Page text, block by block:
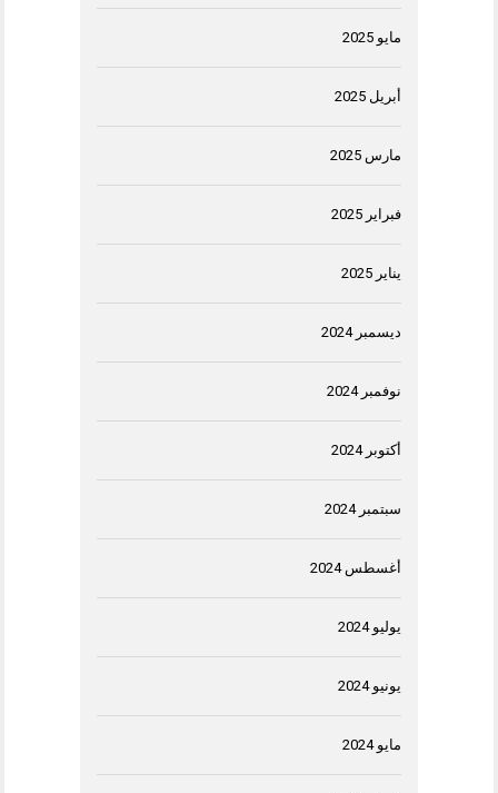
مايو 2025
أبريل 2025
مارس 2025
فبراير 2025
يناير 2025
ديسمبر 2024
نوفمبر 2024
أكتوبر 2024
سبتمبر 2024
أغسطس 2024
يوليو 2024
يونيو 2024
مايو 2024